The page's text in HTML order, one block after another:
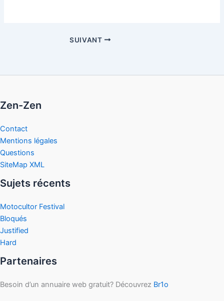
SUIVANT
Zen-Zen
Contact
Mentions légales
Questions
SiteMap XML
Sujets récents
Motocultor Festival
Bloqués
Justified
Hard
Partenaires
Besoin d’un annuaire web gratuit? Découvrez Br1o